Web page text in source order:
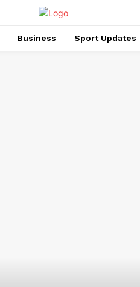
Business Sport Updates